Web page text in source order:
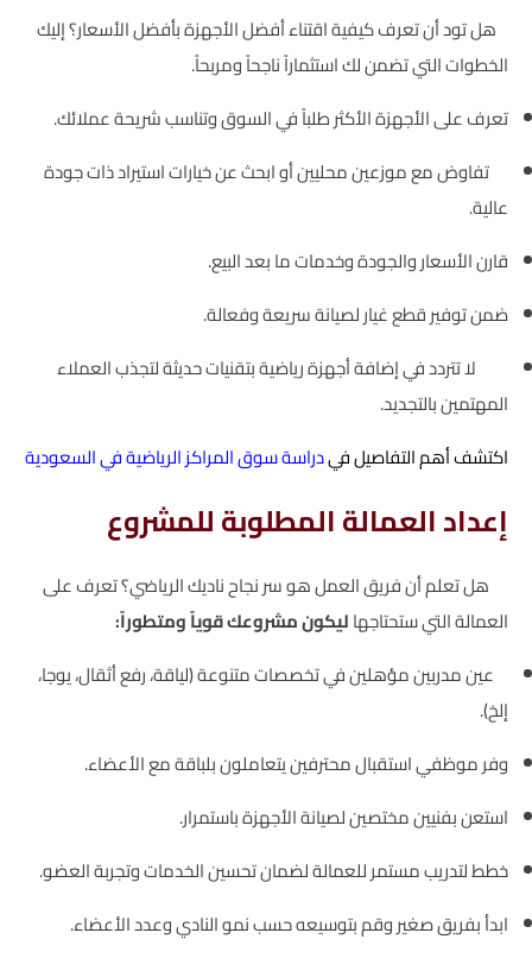
هل تود أن تعرف كيفية اقتناء أفضل الأجهزة بأفضل الأسعار؟ إليك
الخطوات التي تضمن لك استثماراً ناجحاً ومربحاً.
تعرف على الأجهزة الأكثر طلباً في السوق وتناسب شريحة عملائك.
تفاوض مع موزعين محليين أو ابحث عن خيارات استيراد ذات جودة
عالية.
قارن الأسعار والجودة وخدمات ما بعد البيع.
ضمن توفير قطع غيار لصيانة سريعة وفعالة.
لا تتردد في إضافة أجهزة رياضية بتقنيات حديثة لتجذب العملاء
المهتمين بالتجديد.
اكتشف أهم التفاصيل فيدراسة سوق المراكز الرياضية في السعودية
إعداد العمالة المطلوبة للمشروع
هل تعلم أن فريق العمل هو سر نجاح ناديك الرياضي؟ تعرف على
العمالة التي ستحتاجهاليكون مشروعك قوياً ومتطوراً:
عين مدربين مؤهلين في تخصصات متنوعة (لياقة، رفع أثقال، يوجا،
إلخ).
وفر موظفي استقبال محترفين يتعاملون بلباقة مع الأعضاء.
استعن بفنيين مختصين لصيانة الأجهزة باستمرار.
خطط لتدريب مستمر للعمالة لضمان تحسين الخدمات وتجربة العضو.
ابدأ بفريق صغير وقم بتوسيعه حسب نمو النادي وعدد الأعضاء.